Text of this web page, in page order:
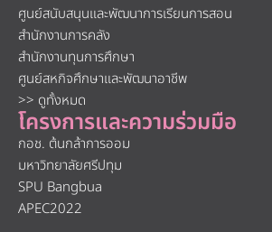
ศูนย์สนับสนุนและพัฒนาการเรียนการสอน
สำนักงานการคลัง
สำนักงานทุนการศึกษา
ศูนย์สหกิจศึกษาและพัฒนาอาชีพ
>> ดูทั้งหมด
โครงการและความร่วมมือ
กอช. ต้นกล้าการออม
มหาวิทยาลัยศรีปทุม
SPU Bangbua
APEC2022